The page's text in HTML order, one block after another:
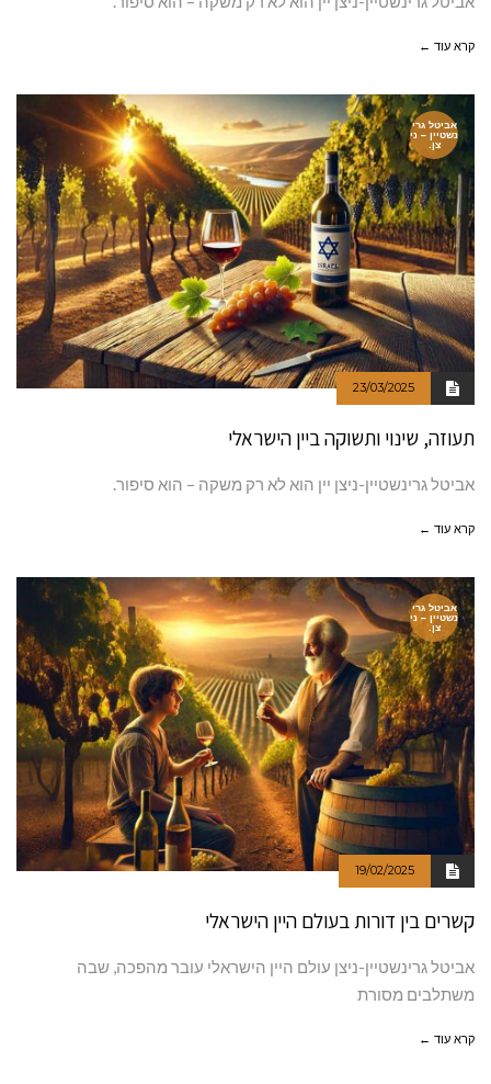
קרא עוד ←
אביטל גרי
נשטיין – ני
צן.
23/03/2025
תעוזה, שינוי ותשוקה ביין הישראלי
אביטל גרינשטיין-ניצן יין הוא לא רק משקה – הוא סיפור.
קרא עוד ←
אביטל גרי
נשטיין – ני
צן.
19/02/2025
קשרים בין דורות בעולם היין הישראלי
אביטל גרינשטיין-ניצן עולם היין הישראלי עובר מהפכה, שבה
משתלבים מסורת
קרא עוד ←